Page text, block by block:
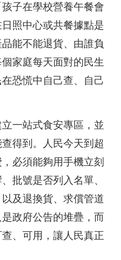
子在學校營養午餐會
照中心或共餐據點是
能不能退貨、由誰負
家庭每天面對的民生
恐慌中自己查、自己
一站式食安專區，並
得到。人民今天到超
必須能夠用手機立刻
批號是否列入名單、
及退換貨、求償管道
政府公告的堆疊，而
、可用，讓人民真正